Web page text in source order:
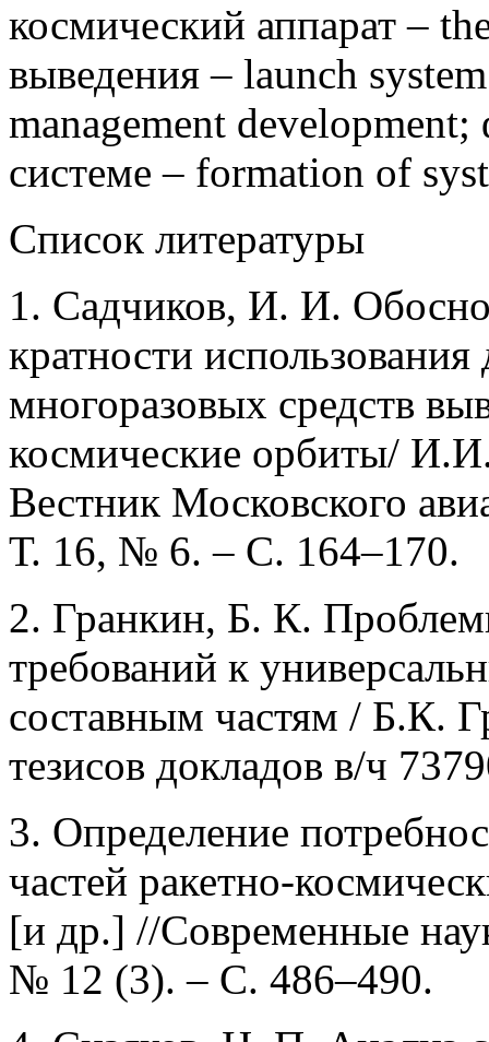
космический аппарат –
выведения – launch
management
системе – formation of
Список литературы
1. Садчиков, И. И.
кратности использования
многоразовых средств
космические орбиты/
Вестник Московского
Т. 16, № 6. – С. 164–170.
2. Гранкин, Б. К.
требований к
составным частям / Б.К.
тезисов докладов в/ч
3. Определение
частей ракетно-
[и др.] //Современные
№ 12 (3). – С. 486–490.